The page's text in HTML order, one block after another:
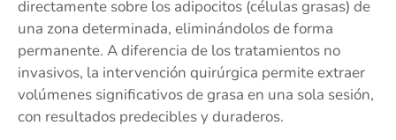
directamente sobre los adipocitos (células grasas) de
una zona determinada, eliminándolos de forma
permanente. A diferencia de los tratamientos no
invasivos, la intervención quirúrgica permite extraer
volúmenes significativos de grasa en una sola sesión,
con resultados predecibles y duraderos.